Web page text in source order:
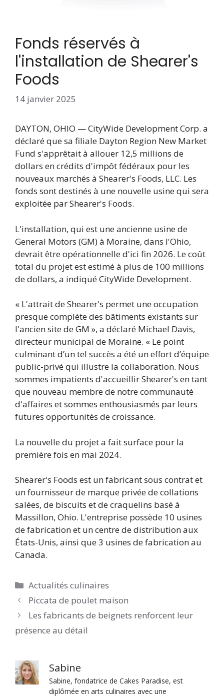
Fonds réservés à
l'installation de Shearer's
Foods
14 janvier 2025
DAYTON, OHIO — CityWide Development Corp. a
déclaré que sa filiale Dayton Region New Market
Fund s'apprêtait à allouer 12,5 millions de
dollars en crédits d'impôt fédéraux pour les
nouveaux marchés à Shearer's Foods, LLC. Les
fonds sont destinés à une nouvelle usine qui sera
exploitée par Shearer's Foods.
L'installation, qui est une ancienne usine de
General Motors (GM) à Moraine, dans l'Ohio,
devrait être opérationnelle d'ici fin 2026. Le coût
total du projet est estimé à plus de 100 millions
de dollars, a indiqué CityWide Development.
« L'attrait de Shearer's permet une occupation
presque complète des bâtiments existants sur
l'ancien site de GM », a déclaré Michael Davis,
directeur municipal de Moraine. « Le point
culminant d’un tel succès a été un effort d’équipe
public-privé qui illustre la collaboration. Nous
sommes impatients d'accueillir Shearer's en tant
que nouveau membre de notre communauté
d'affaires et sommes enthousiasmés par leurs
futures opportunités de croissance.
La nouvelle du projet a fait surface pour la
première fois en mai 2024.
Shearer's Foods est un fabricant sous contrat et
un fournisseur de marque privée de collations
salées, de biscuits et de craquelins basé à
Massillon, Ohio. L'entreprise possède 10 usines
de fabrication et un centre de distribution aux
États-Unis, ainsi que 3 usines de fabrication au
Canada.
Catégories
Actualités culinaires
Piccata de poulet maison
Les fabricants de beignets renforcent leur
présence au détail
Sabine
Sabine, fondatrice de Cakes Paradise, est
diplômée en arts culinaires avec une